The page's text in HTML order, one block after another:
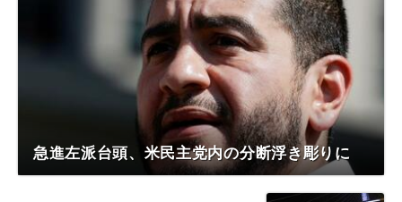
急進左派台頭、米民主党内の分断浮き彫りに